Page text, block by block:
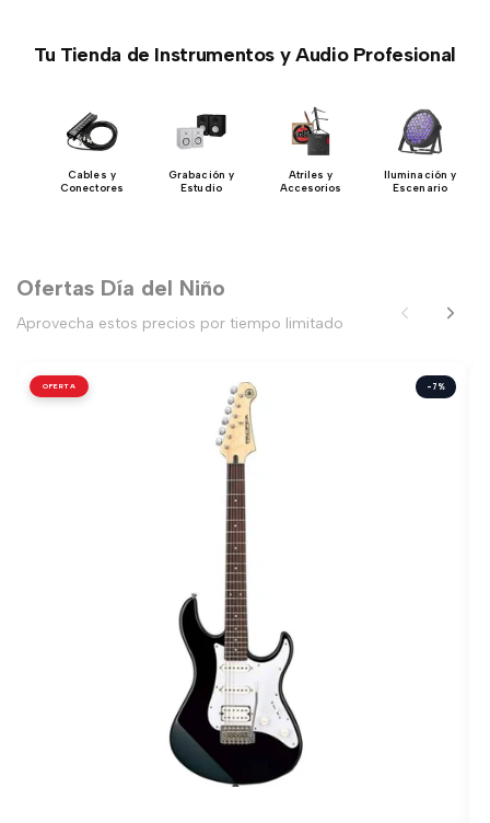
Tu Tienda de Instrumentos y Audio Profesional
Cables y
Conectores
Grabación y
Estudio
Atriles y
Accesorios
Iluminación y
Escenario
Ofertas Día del Niño
Aprovecha estos precios por tiempo limitado
OFERTA -7%